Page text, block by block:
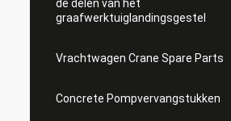
de delen van het
graafwerktuiglandingsgestel
Vrachtwagen Crane Spare Parts
Concrete Pompvervangstukken